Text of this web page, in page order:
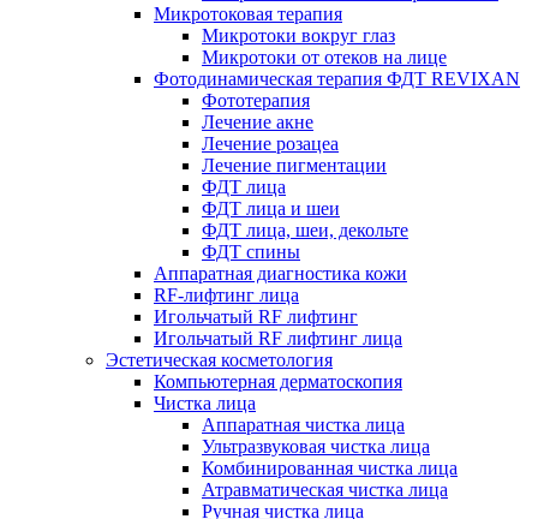
Микротоковая терапия
Микротоки вокруг глаз
Микротоки от отеков на лице
Фотодинамическая терапия ФДТ REVIXAN
Фототерапия
Лечение акне
Лечение розацеа
Лечение пигментации
ФДТ лица
ФДТ лица и шеи
ФДТ лица, шеи, декольте
ФДТ спины
Аппаратная диагностика кожи
RF-лифтинг лица
Игольчатый RF лифтинг
Игольчатый RF лифтинг лица
Эстетическая косметология
Компьютерная дерматоскопия
Чистка лица
Аппаратная чистка лица
Ультразвуковая чистка лица
Комбинированная чистка лица
Атравматическая чистка лица
Ручная чистка лица